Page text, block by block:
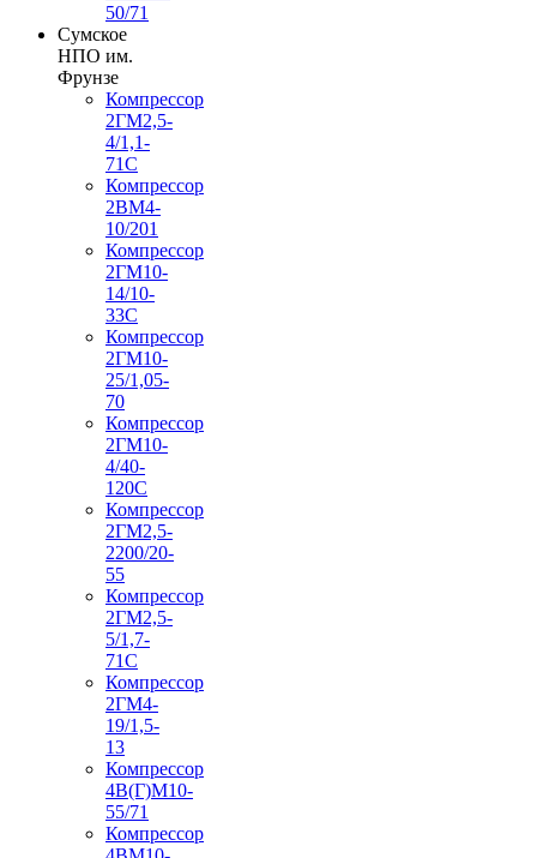
50/71
Сумское
НПО им.
Фрунзе
Компрессор
2ГМ2,5-
4/1,1-
71С
Компрессор
2ВМ4-
10/201
Компрессор
2ГМ10-
14/10-
33С
Компрессор
2ГМ10-
25/1,05-
70
Компрессор
2ГМ10-
4/40-
120С
Компрессор
2ГМ2,5-
2200/20-
55
Компрессор
2ГМ2,5-
5/1,7-
71С
Компрессор
2ГМ4-
19/1,5-
13
Компрессор
4В(Г)М10-
55/71
Компрессор